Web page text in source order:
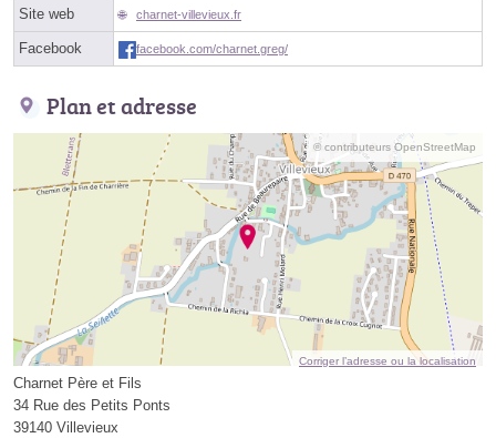
Site web charnet-villevieux.fr
Facebook facebook.com/charnet.greg/
Plan et adresse
© contributeurs OpenStreetMap
Corriger l’adresse ou la localisation
Charnet Père et Fils
34 Rue des Petits Ponts
39140 Villevieux